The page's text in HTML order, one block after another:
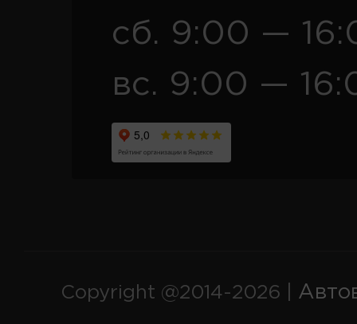
сб. 9:00 —
вс. 9:00 —
Copyright @2014-2026 |